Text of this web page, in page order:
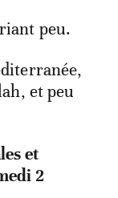
peu.
et peu
et
2